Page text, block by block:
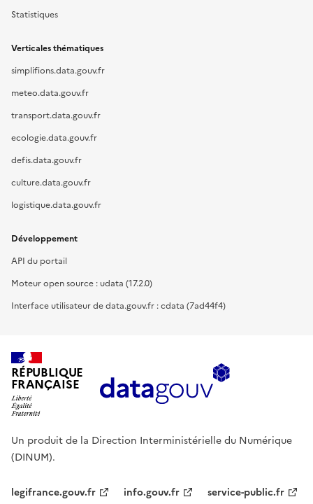
Statistiques
Verticales thématiques
simplifions.data.gouv.fr
meteo.data.gouv.fr
transport.data.gouv.fr
ecologie.data.gouv.fr
defis.data.gouv.fr
culture.data.gouv.fr
logistique.data.gouv.fr
Développement
API du portail
Moteur open source : udata (17.2.0)
Interface utilisateur de data.gouv.fr : cdata (7ad44f4)
RÉPUBLIQUE
FRANÇAISE
Un produit de la Direction Interministérielle du Numérique
(DINUM).
legifrance.gouv.fr info.gouv.fr service-public.fr